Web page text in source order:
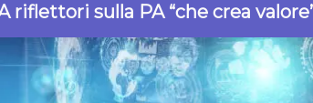
riflettori sulla PA “che crea